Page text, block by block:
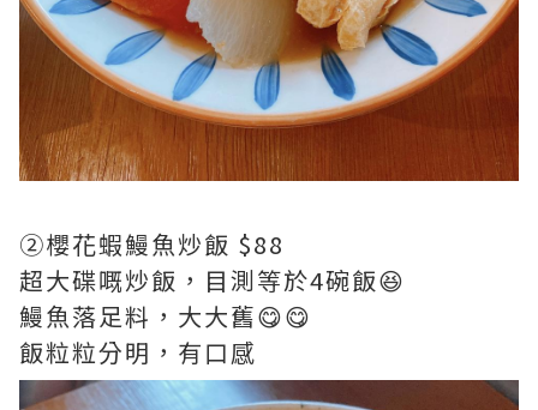
②櫻花蝦鰻魚炒飯 $88
超大碟嘅炒飯，目測等於4碗飯😆
鰻魚落足料，大大舊😋😋
飯粒粒分明，有口感